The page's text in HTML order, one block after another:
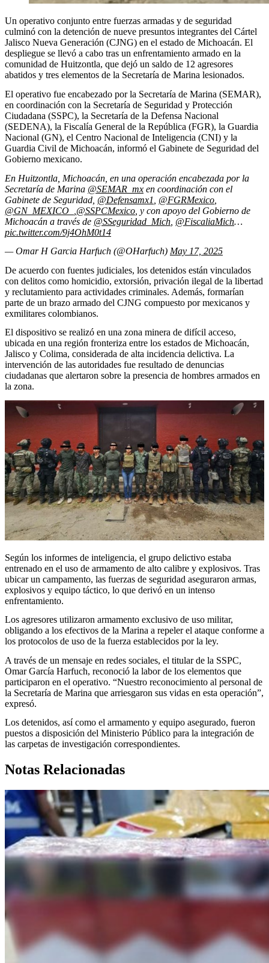
Un operativo conjunto entre fuerzas armadas y de seguridad
culminó con la detención de nueve presuntos integrantes del Cártel
Jalisco Nueva Generación (CJNG) en el estado de Michoacán. El
despliegue se llevó a cabo tras un enfrentamiento armado en la
comunidad de Huitzontla, que dejó un saldo de 12 agresores
abatidos y tres elementos de la Secretaría de Marina lesionados.
El operativo fue encabezado por la Secretaría de Marina (SEMAR),
en coordinación con la Secretaría de Seguridad y Protección
Ciudadana (SSPC), la Secretaría de la Defensa Nacional
(SEDENA), la Fiscalía General de la República (FGR), la Guardia
Nacional (GN), el Centro Nacional de Inteligencia (CNI) y la
Guardia Civil de Michoacán, informó el Gabinete de Seguridad del
Gobierno mexicano.
En Huitzontla, Michoacán, en una operación encabezada por la
Secretaría de Marina @SEMAR_mx en coordinación con el
Gabinete de Seguridad, @Defensamx1 @FGRMexico
@GN_MEXICO_
@SSPCMexico , y con apoyo del Gobierno de
Michoacán a través de @SSeguridad_Mich @FiscaliaMich…
pic.twitter.com/9j4OhM0t14
— Omar H Garcia Harfuch (@OHarfuch) May 17, 2025
De acuerdo con fuentes judiciales, los detenidos están vinculados
con delitos como homicidio, extorsión, privación ilegal de la libertad
y reclutamiento para actividades criminales. Además, formarían
parte de un brazo armado del CJNG compuesto por mexicanos y
exmilitares colombianos.
El dispositivo se realizó en una zona minera de difícil acceso,
ubicada en una región fronteriza entre los estados de Michoacán,
Jalisco y Colima, considerada de alta incidencia delictiva. La
intervención de las autoridades fue resultado de denuncias
ciudadanas que alertaron sobre la presencia de hombres armados en
la zona.
Según los informes de inteligencia, el grupo delictivo estaba
entrenado en el uso de armamento de alto calibre y explosivos. Tras
ubicar un campamento, las fuerzas de seguridad aseguraron armas,
explosivos y equipo táctico, lo que derivó en un intenso
enfrentamiento.
Los agresores utilizaron armamento exclusivo de uso militar,
obligando a los efectivos de la Marina a repeler el ataque conforme a
los protocolos de uso de la fuerza establecidos por la ley.
A través de un mensaje en redes sociales, el titular de la SSPC,
Omar García Harfuch, reconoció la labor de los elementos que
participaron en el operativo. “Nuestro reconocimiento al personal de
la Secretaría de Marina que arriesgaron sus vidas en esta operación”,
expresó.
Los detenidos, así como el armamento y equipo asegurado, fueron
puestos a disposición del Ministerio Público para la integración de
las carpetas de investigación correspondientes.
Notas Relacionadas